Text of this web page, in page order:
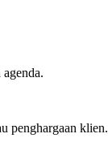
penghargaan klien.